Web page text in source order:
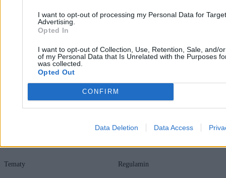
I want to opt-out of processing my Personal Data for
Advertising.
Opted In
I want to opt-out of Collection, Use, Retention, Sale, and/
of my Personal Data that Is Unrelated with the Purposes
was collected.
Opted Out
CONFIRM
Data Deletion Data Access
Nauka
Tematy Regulamin